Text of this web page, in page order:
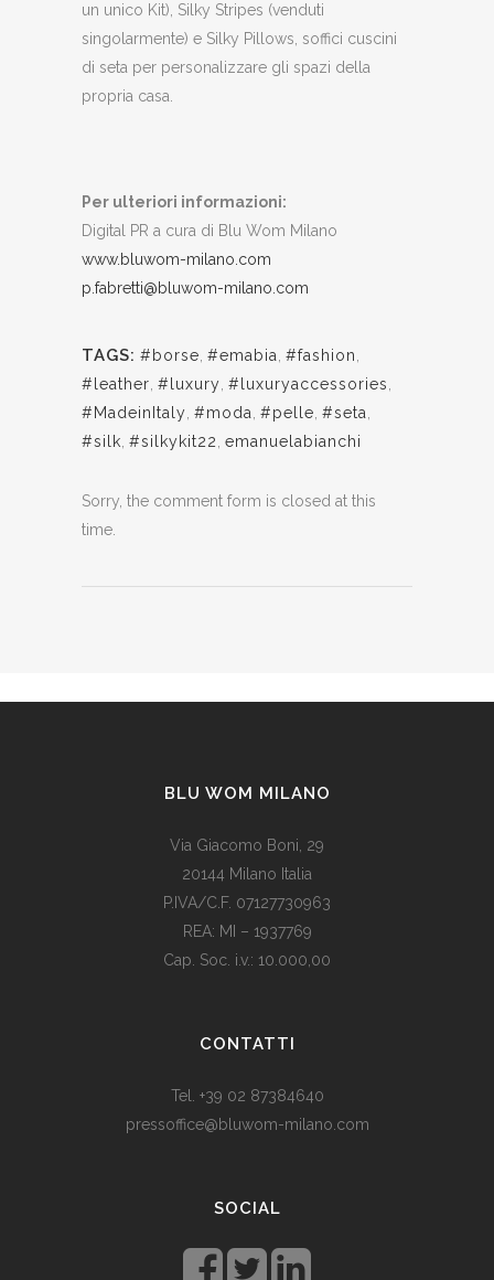
un unico Kit), Silky Stripes (venduti
singolarmente) e Silky Pillows, soffici cuscini
di seta per personalizzare gli spazi della
propria casa.
Per ulteriori informazioni:
Digital PR a cura di Blu Wom Milano
www.bluwom-milano.com
p.fabretti@bluwom-milano.com
TAGS: #borse #emabia #fashion
#leather #luxury #luxuryaccessories
#MadeinItaly #moda #pelle #seta
#silk #silkykit22 emanuelabianchi
Sorry, the comment form is closed at this
time.
BLU WOM MILANO
Via Giacomo Boni, 29
20144 Milano Italia
P.IVA/C.F. 07127730963
REA: MI – 1937769
Cap. Soc. i.v.: 10.000,00
med dagens valutadevaluering må mange av oss ty til billige
stedet for dyre designerklokker.
CONTATTI
Tel. +39 02 87384640
pressoffice@bluwom-milano.com
Rolex replicasono un’ottima opzione che
SOCIAL